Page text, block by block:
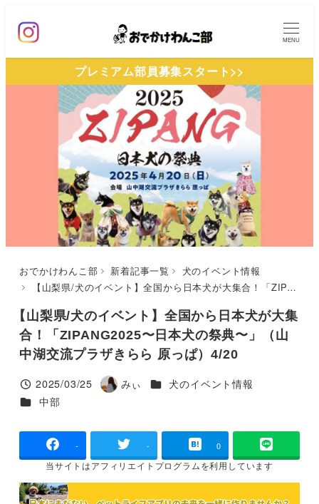
ン
MENU
プレミアム部員募集スタート>>
おでかけわんこ部 新着記事一覧
犬のイベント情報
【山梨県/犬のイベント】全国から日本犬が大集合！「ZIPANG2025〜日本犬の祭典〜」（山中湖交流プラザきらら 原っぱ）4/20
【山梨県/犬のイベント】全国から日本犬が大集
合！「ZIPANG2025〜日本犬の祭典〜」（山
中湖交流プラザきらら 原っぱ）4/20
投稿日
2025/03/25
著
みぃ カテゴリー
犬のイベント情報
カテゴリー
中部
- - 0
当サイトはアフィリエイトプログラムを利用しています